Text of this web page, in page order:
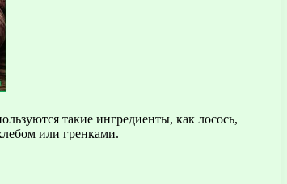
такие ингредиенты, как лосось,
или гренками.